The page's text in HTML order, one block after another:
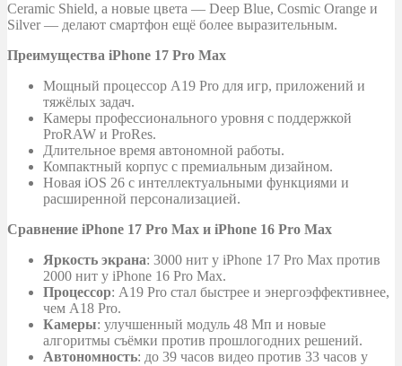
Ceramic Shield, а новые цвета — Deep Blue, Cosmic Orange и
Silver — делают смартфон ещё более выразительным.
Преимущества iPhone 17 Pro Max
Мощный процессор A19 Pro для игр, приложений и
тяжёлых задач.
Камеры профессионального уровня с поддержкой
ProRAW и ProRes.
Длительное время автономной работы.
Компактный корпус с премиальным дизайном.
Новая iOS 26 с интеллектуальными функциями и
расширенной персонализацией.
Сравнение iPhone 17 Pro Max и iPhone 16 Pro Max
Яркость экрана: 3000 нит у iPhone 17 Pro Max против
2000 нит у iPhone 16 Pro Max.
Процессор: A19 Pro стал быстрее и энергоэффективнее,
чем A18 Pro.
Камеры: улучшенный модуль 48 Мп и новые
алгоритмы съёмки против прошлогодних решений.
Автономность: до 39 часов видео против 33 часов у